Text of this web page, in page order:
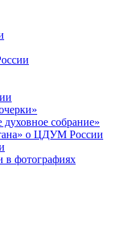
собрание»
о ЦДУМ России
фотографиях